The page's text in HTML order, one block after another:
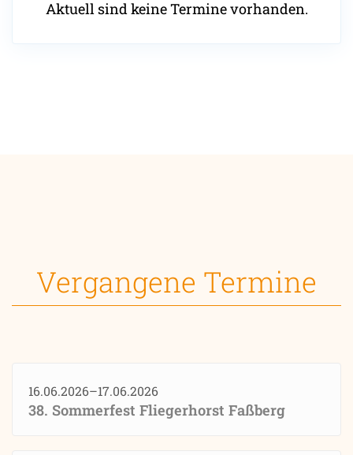
Aktuell sind keine Termine vorhanden.
Vergangene Termine
16.06.2026–17.06.2026
38. Sommerfest Fliegerhorst Faßberg